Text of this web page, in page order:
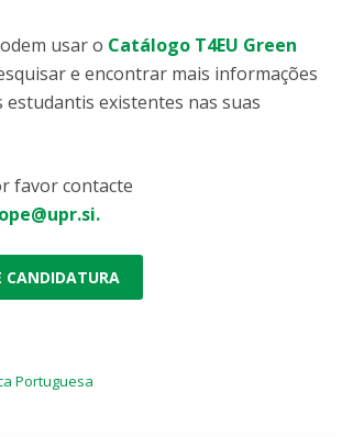
usar o Catálogo T4EU Green
e encontrar mais informações
existentes nas suas
favor contacte
CANDIDATURA
Portuguesa